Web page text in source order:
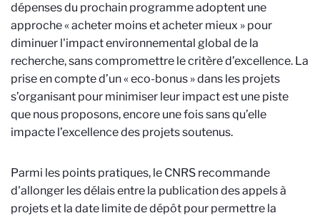
dépenses du prochain programme adoptent une
approche « acheter moins et acheter mieux » pour
diminuer l'impact environnemental global de la
recherche, sans compromettre le critère d’excellence. La
prise en compte d’un « eco-bonus » dans les projets
s’organisant pour minimiser leur impact est une piste
que nous proposons, encore une fois sans qu’elle
impacte l’excellence des projets soutenus.
Parmi les points pratiques, le CNRS recommande
d'allonger les délais entre la publication des appels à
projets et la date limite de dépôt pour permettre la